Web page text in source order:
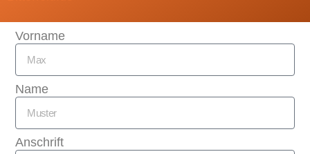
Vorname
Name
Anschrift